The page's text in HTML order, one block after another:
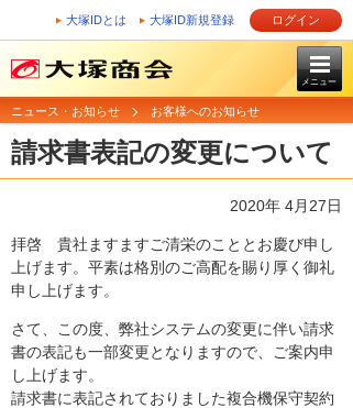
大塚IDとは 大塚ID新規登録 ログイン
メニュー
ニュース・お知らせ お客様へのお知らせ
請求書表記の変更について
2020年 4月27日
拝啓 貴社ますますご清栄のこととお慶び申し
上げます。平素は格別のご高配を賜り厚く御礼
申し上げます。
さて、この度、弊社システムの変更に伴い請求
書の表記も一部変更となりますので、ご案内申
し上げます。
請求書に表記されておりました複合機保守契約